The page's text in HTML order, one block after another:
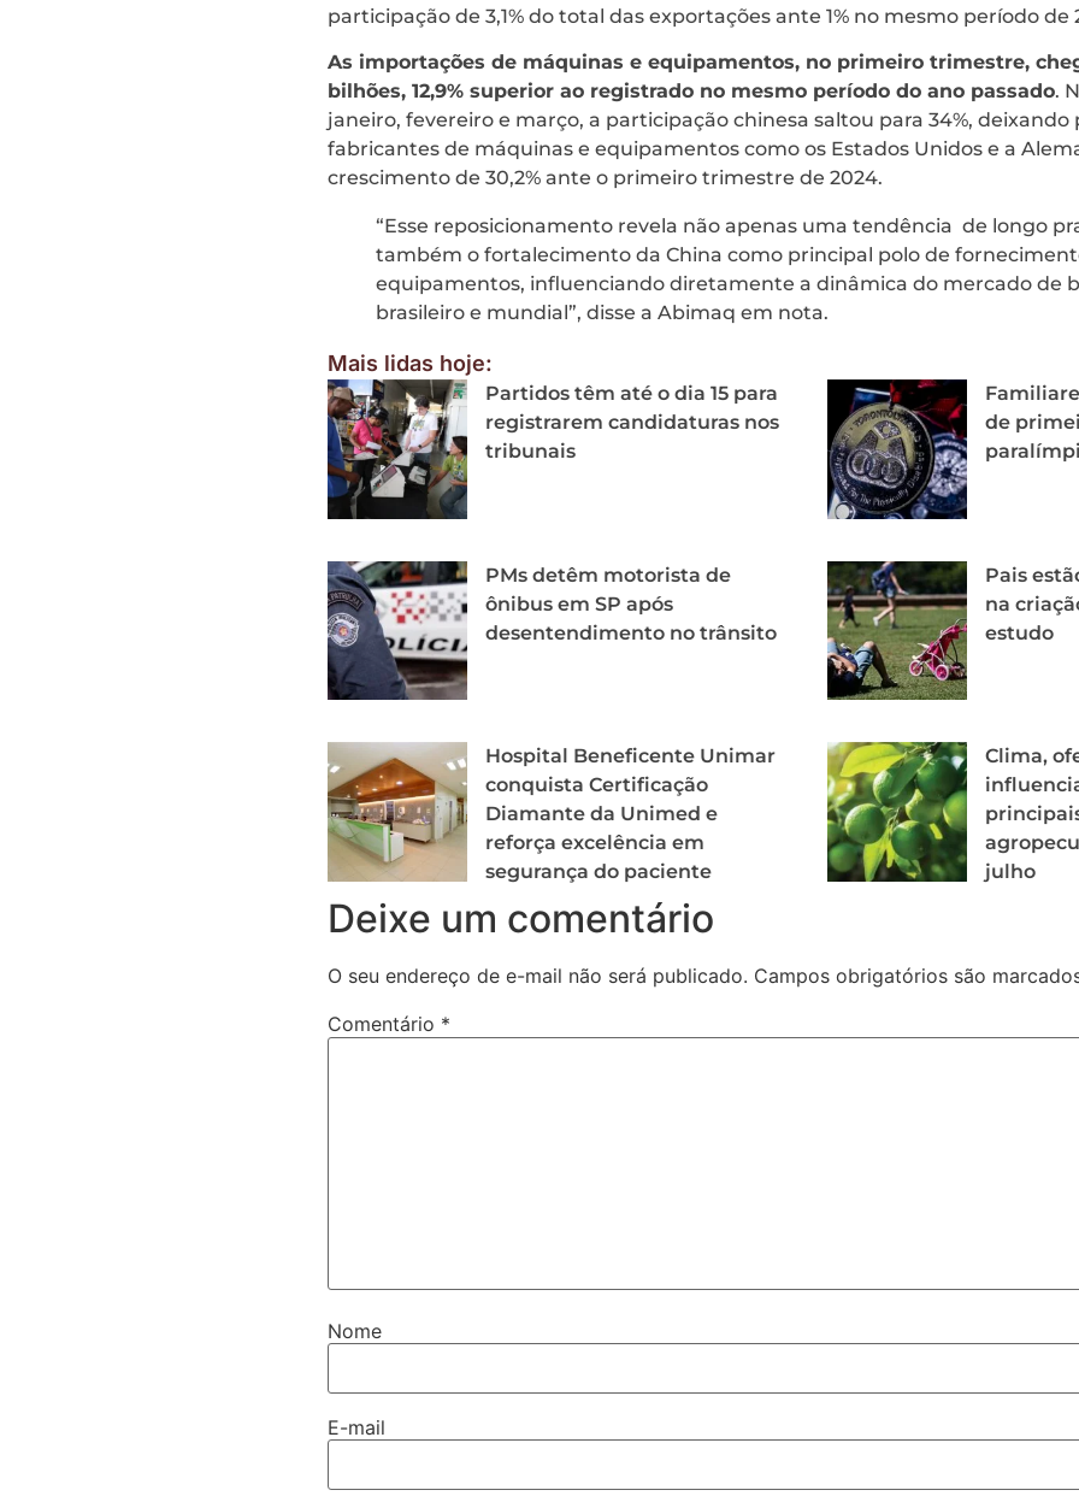
participação de 3,1% do total das exportações ante 1% no mesmo período de
As importações de máquinas e equipamentos, no primeiro trimestre,
bilhões, 12,9% superior ao registrado no mesmo período do ano passado.
janeiro, fevereiro e março, a participação chinesa saltou para 34%, deixando
fabricantes de máquinas e equipamentos como os Estados Unidos e a
crescimento de 30,2% ante o primeiro trimestre de 2024.
“Esse reposicionamento revela não apenas uma tendência de longo
também o fortalecimento da China como principal polo de
equipamentos, influenciando diretamente a dinâmica do mercado de
brasileiro e mundial”, disse a Abimaq em nota.
Mais lidas hoje:
Partidos têm até o dia 15 para
registrarem candidaturas nos
tribunais
de
PMs detêm motorista de
ônibus em SP após
desentendimento no trânsito
Pais
na
estudo
Hospital Beneficente Unimar
conquista Certificação
Diamante da Unimed e
reforça excelência em
segurança do paciente
Clima,
julho
Deixe um comentário
O seu endereço de e-mail não será publicado. Campos obrigatórios são
Comentário *
Nome
E-mail